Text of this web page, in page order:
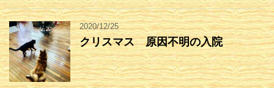
2020/12/25
クリスマス 原因不明の入院